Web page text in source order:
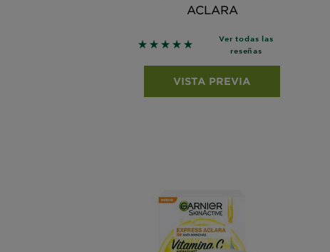
ACLARA
5 out of 5 stars based on reviews
Ver todas las
reseñas
VISTA PREVIA